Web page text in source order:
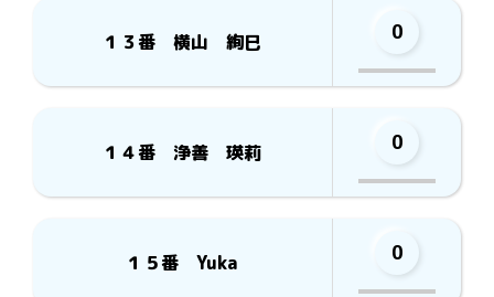
１３番 横山 絢巳 0
１４番 浄善 瑛莉 0
１５番 Yuka 0